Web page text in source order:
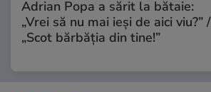
Adrian Popa a sărit la bătaie:
„Vrei să nu mai ieși de aici viu?” /
„Scot bărbăția din tine!”